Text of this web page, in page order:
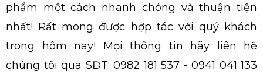
phẩm một cách nhanh chóng và thuận tiện
nhất! Rất mong được hợp tác với quý khách
trong hôm nay! Mọi thông tin hãy liên hệ
chúng tôi qua SĐT: 0982 181 537 - 0941 041 133